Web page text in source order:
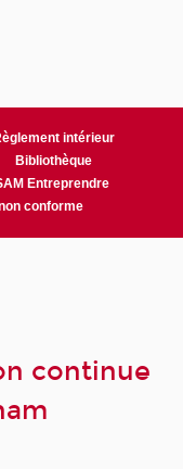
intérieur
Bibliothèque
Entreprendre
conforme
continue